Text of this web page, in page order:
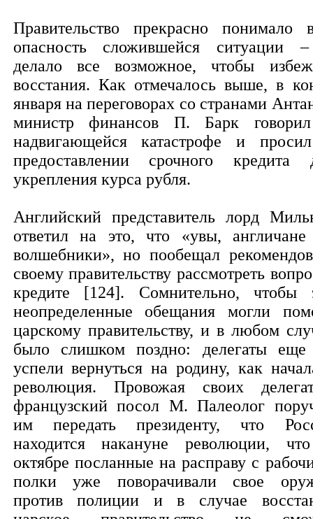
Правительство прекрасно понимало
опасность сложившейся ситуации
делало все возможное, чтобы
восстания. Как отмечалось выше, в
января на переговорах со странами
министр финансов П. Барк
надвигающейся катастрофе и
предоставлении срочного кредита
укрепления курса рубля.
Английский представитель лорд
ответил на это, что «увы,
волшебники», но пообещал
своему правительству рассмотреть
кредите [124]. Сомнительно, чтобы
неопределенные обещания могли
царскому правительству, и в любом
было слишком поздно: делегаты
успели вернуться на родину, как
революция. Провожая своих
французский посол М. Палеолог
им передать президенту, что
находится накануне революции,
октябре посланные на расправу с
полки уже поворачивали свое
против полиции и в случае